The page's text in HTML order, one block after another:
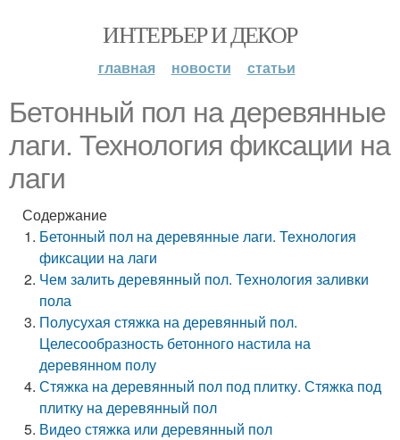
ИНТЕРЬЕР И ДЕКОР
главная новости статьи
Бетонный пол на деревянные
лаги. Технология фиксации на
лаги
Содержание
Бетонный пол на деревянные лаги. Технология
фиксации на лаги
Чем залить деревянный пол. Технология заливки
пола
Полусухая стяжка на деревянный пол.
Целесообразность бетонного настила на
деревянном полу
Стяжка на деревянный пол под плитку. Стяжка под
плитку на деревянный пол
Видео стяжка или деревянный пол